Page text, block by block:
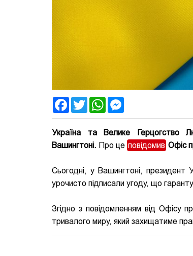
FacebookTwitter WhatsApp
Україна та Велике Герцогство
Вашингтоні. Про це повідомив Офіс
Сьогодні, у Вашингтоні, президент
урочисто підписали угоду, що
Згідно з повідомленням від Офісу
тривалого миру, який захищатиме